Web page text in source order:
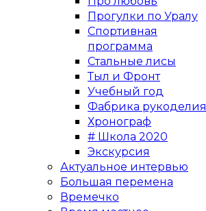
Прогулки по Уралу
Спортивная
программа
Стальные лисы
Тыл и Фронт
Учебный год
Фабрика рукоделия
Хронограф
# Школа 2020
Экскурсия
Актуальное интервью
Большая перемена
Времечко